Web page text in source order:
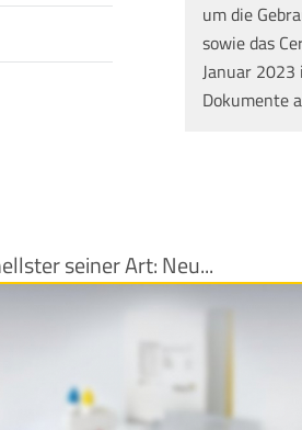
um die
sowie das
Januar
Dokumente
seiner Art: Neu...
Produktinformationen